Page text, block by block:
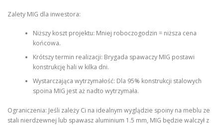
Zalety MIG dla inwestora:
Niższy koszt projektu: Mniej roboczogodzin = niższa cena
końcowa.
Krótszy termin realizacji: Brygada spawaczy MIG postawi
konstrukcję hali w kilka dni.
Wystarczająca wytrzymałość: Dla 95% konstrukcji stalowych
spoina MIG jest aż nadto wytrzymała.
Ograniczenia: Jeśli zależy Ci na idealnym wyglądzie spoiny na meblu ze
stali nierdzewnej lub spawasz aluminium 1.5 mm, MIG będzie walczył z